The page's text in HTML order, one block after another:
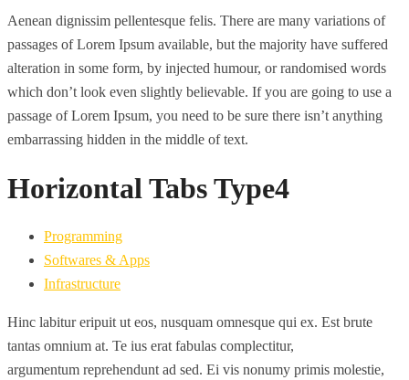
Aenean dignissim pellentesque felis. There are many variations of
passages of Lorem Ipsum available, but the majority have suffered
alteration in some form, by injected humour, or randomised words
which don’t look even slightly believable. If you are going to use a
passage of Lorem Ipsum, you need to be sure there isn’t anything
embarrassing hidden in the middle of text.
Horizontal Tabs Type4
Programming
Softwares & Apps
Infrastructure
Hinc labitur eripuit ut eos, nusquam omnesque qui ex. Est brute
tantas omnium at. Te ius erat fabulas complectitur,
argumentum reprehendunt ad sed. Ei vis nonumy primis molestie,